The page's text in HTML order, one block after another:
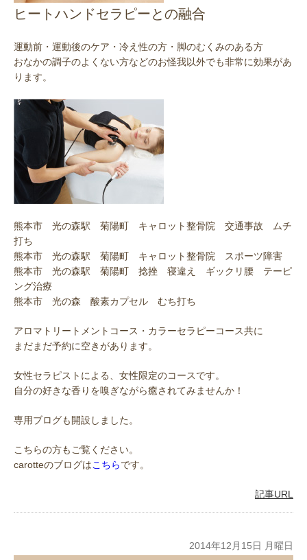
ヒートハンドセラピーとの融合
運動前・運動後のケア・冷え性の方・脚のむくみのある方
おなかの調子のよくない方などのお怪我以外でも非常に効果があ
ります。
熊本市 光の森駅 菊陽町 キャロット整骨院 交通事故 ムチ
打ち
熊本市 光の森駅 菊陽町 キャロット整骨院 スポーツ障害
熊本市 光の森駅 菊陽町 捻挫 寝違え ギックリ腰 テーピ
ング治療
熊本市 光の森 酸素カプセル むち打ち
アロマトリートメントコース・カラーセラピーコース共に
まだまだ予約に空きがあります。
女性セラピストによる、女性限定のコースです。
自分の好きな香りを嗅ぎながら癒されてみませんか！
専用ブログも開設しました。
こちらの方もご覧ください。
carotteのブログはこちらです。
記事URL
2014年12月15日 月曜日